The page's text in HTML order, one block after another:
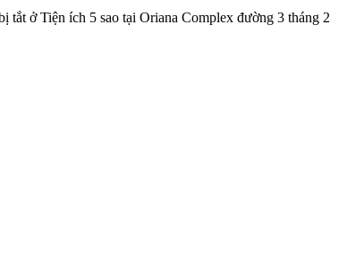
tắt ở Tiện ích 5 sao tại Oriana Complex đường 3 tháng 2